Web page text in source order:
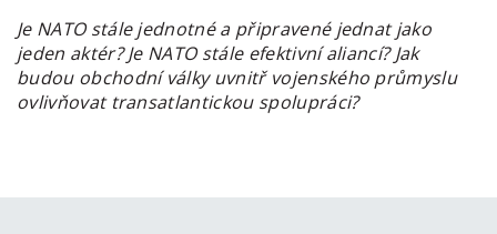
Je NATO stále jednotné a připravené jednat jako
jeden aktér? Je NATO stále efektivní aliancí? Jak
budou obchodní války uvnitř vojenského průmyslu
ovlivňovat transatlantickou spolupráci?